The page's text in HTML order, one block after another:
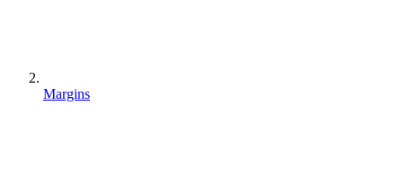
Margins